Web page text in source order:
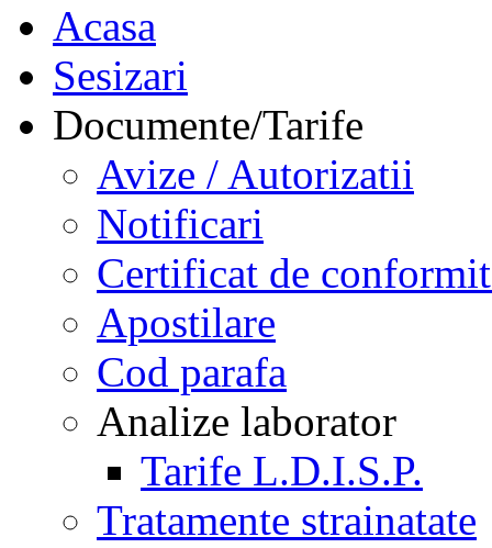
Acasa
Sesizari
Documente/Tarife
Avize / Autorizatii
Notificari
Certificat de
Apostilare
Cod parafa
Analize laborator
Tarife L.D.I.S.P.
Tratamente strainatate